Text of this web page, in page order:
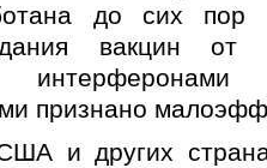
до сих пор
вакцин от
признано
и других